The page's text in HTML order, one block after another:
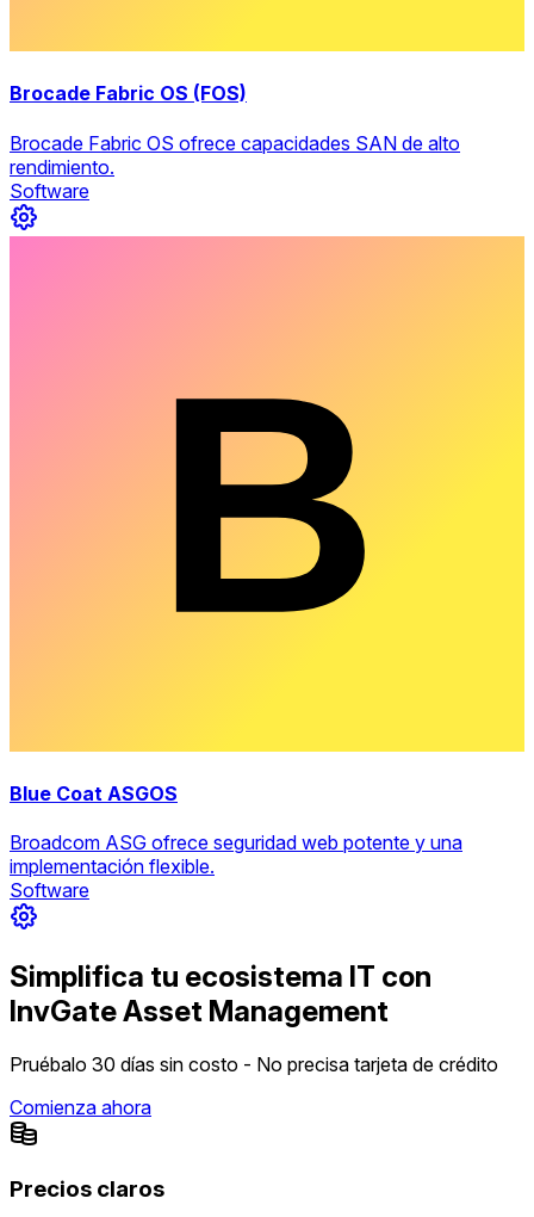
Brocade Fabric OS (FOS)
Brocade Fabric OS ofrece capacidades SAN de alto
rendimiento.
Software
Blue Coat ASGOS
Broadcom ASG ofrece seguridad web potente y una
implementación flexible.
Software
Simplifica tu ecosistema IT con
InvGate Asset Management
Pruébalo 30 días sin costo - No precisa tarjeta de crédito
Comienza ahora
Precios claros